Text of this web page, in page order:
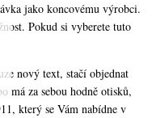
jako koncovému výrobci.
Pokud si vyberete tuto
nový text, stačí objednat
má za sebou hodně otisků,
který se Vám nabídne v